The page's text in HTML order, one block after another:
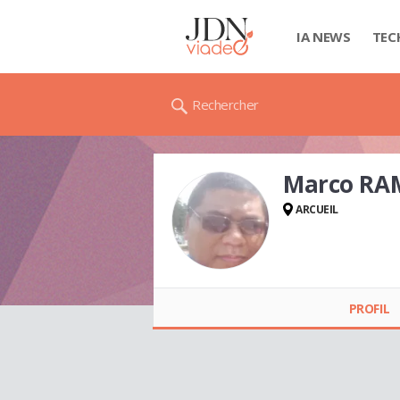
IA NEWS
Rechercher
Marco
ARCUEIL
PROFIL